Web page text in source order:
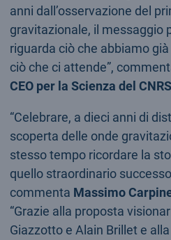
anni dall’osservazione del
gravitazionale, il messaggio
riguarda ciò che abbiamo
ciò che ci attende”,
CEO per la Scienza del CNRS
“Celebrare, a dieci anni di
scoperta delle onde
stesso tempo ricordare la
quello straordinario
commenta Massimo
“Grazie alla proposta
Giazzotto e Alain Brillet e